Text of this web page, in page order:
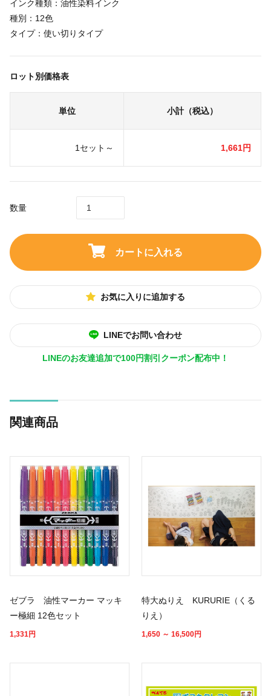
インク種類：油性染料インク
種別：12色
タイプ：使い切りタイプ
ロット別価格表
単位 小計（税込）
1セット～ 1,661円
数量
カートに入れる
お気に入りに追加する
LINEでお問い合わせ
LINEのお友達追加で100円割引クーポン配布中！
関連商品
ゼブラ 油性マーカー マッキ
ー極細 12色セット
1,331円
特大ぬりえ KURURIE（くる
りえ）
1,650 ～ 16,500円